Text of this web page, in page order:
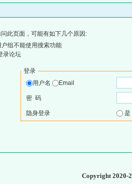
此页面，可能有如下几个原因:
组不能使用搜索功能
录论坛
登录
用户名
Email
密 码
隐身登录
Copyright 2020-